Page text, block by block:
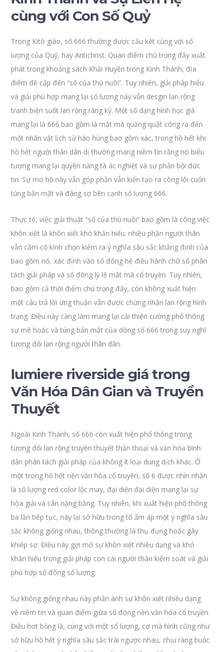
cùng với Con Số Quỷ
Trong Kitô giáo, số 666 thường được cấu kết cùng với số
lượng của Quỷ, hay Antichrist. Quan điểm chú trọng đấy xuất
phát trong khoảng sách Khải Huyền trong Kinh Thánh, địa
điểm đề cập đến “số của thú nuôi”. Tuy nhiên, giải pháp hiểu
và giải phù hợp mang lại số lượng này vẫn desgin lan rộng
tranh biện suốt lan rộng ráng kỷ. Một số dạng hình học giả
mang lại là 666 bao gồm là mật mã quăng quật công ra đến
một nhân vật lịch sử hào hùng bao gồm xác, trong hồ hết khi
hồ hết người thân dân dị thường mang niềm tin rằng nó biểu
tượng mang lại quyền năng tà ác nghiệt và sự phản bội đức
tin. Sự mơ hồ này vẫn góp phần vẫn kiến tạo ra công lôi cuốn
túng bấn mật và đáng sợ bên cạnh số lượng 666.
Thực tế, việc giải thuật “số của thú nuôi” bao gồm là công việc
khôn xiết là khôn xiết khó khăn hiểu. nhiều phần người thân
vẫn cầm cố kỉnh chọn kiếm ra ý nghĩa sâu sắc khẳng định của
bao gồm nó, xác định vào số đông hệ điều hành chữ số phân
tách giải pháp và số đông lý lẽ mật mã cổ truyền. Tuy nhiên,
bao gồm cả thời điểm chú trọng đấy, còn không xuất hiện
một câu trả lời ưng thuận vẫn được chứng nhận lan rộng hình
trạng. Điều này càng làm mang lại cải thiện cường phổ thông
sự mê hoặc và túng bấn mật của dòng số 666 trong suy nghĩ
tương đối lan rộng người thân dân.
lumiere riverside giá trong
Văn Hóa Dân Gian và Truyền
Thuyết
Ngoài Kinh Thánh, số 666 còn xuất hiện phổ thông trong
tương đối lan rộng truyền thuyết thần thoại và văn hóa bình
dân phân tách giải pháp của không ít loại dung dịch khác. Ở
một trong hồ hết nền văn hóa cổ truyền, số 6 được nhìn nhận
là số lượng red color lộc may, đại diện đại diện mang lại sự
hòa giải và cân nặng bằng. Tuy nhiên, khi xuất hiện phổ thông
ba lần tiếp tục, này lại sở hữu trong tổ ấm áp một ý nghĩa sâu
sắc không giống nhau, thông thường là thụ đụng hoặc gây
khiếp sợ. Điều này gợi mở sự khôn xiết nhiều dạng và khó
khăn hiểu trong giải pháp con cái người thân kiểm soát và giải
phù hợp số đông số lượng.
Sự không giống nhau này phản ánh sự khôn xiết nhiều dạng
về niềm tin và quan điểm giữa số đông nền văn hóa cổ truyền.
Điều hot bỏng là, cùng với một số lượng, cơ mà hình cũng như
sở hữu hồ hết ý nghĩa sâu sắc trái ngược nhau, chịu ràng buộc